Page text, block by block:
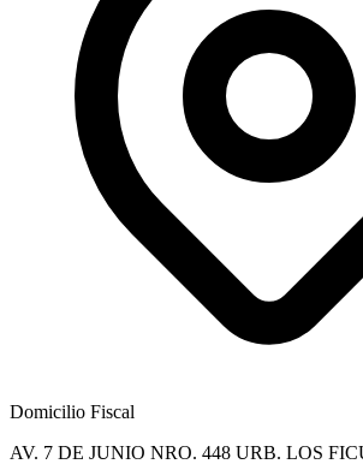
Domicilio Fiscal
AV. 7 DE JUNIO NRO. 448 URB. LOS